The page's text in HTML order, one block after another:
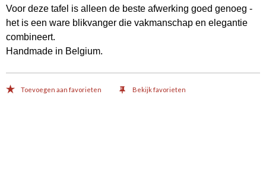
Voor deze tafel is alleen de beste afwerking goed genoeg -
het is een ware blikvanger die vakmanschap en elegantie
combineert.
Handmade in Belgium.
Toevoegen aan favorieten Bekijk favorieten